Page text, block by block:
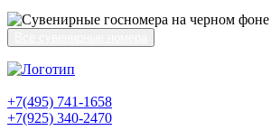
+7(495) 741-1658
+7(925) 340-2470